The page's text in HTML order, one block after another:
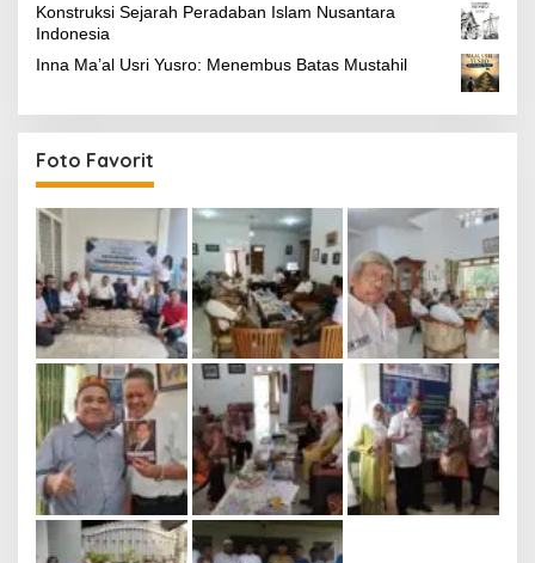
Konstruksi Sejarah Peradaban Islam Nusantara
Indonesia
Inna Ma’al Usri Yusro: Menembus Batas Mustahil
Foto Favorit